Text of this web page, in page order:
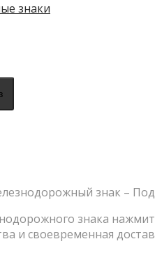
знаки
знак –
знака
и своевременная